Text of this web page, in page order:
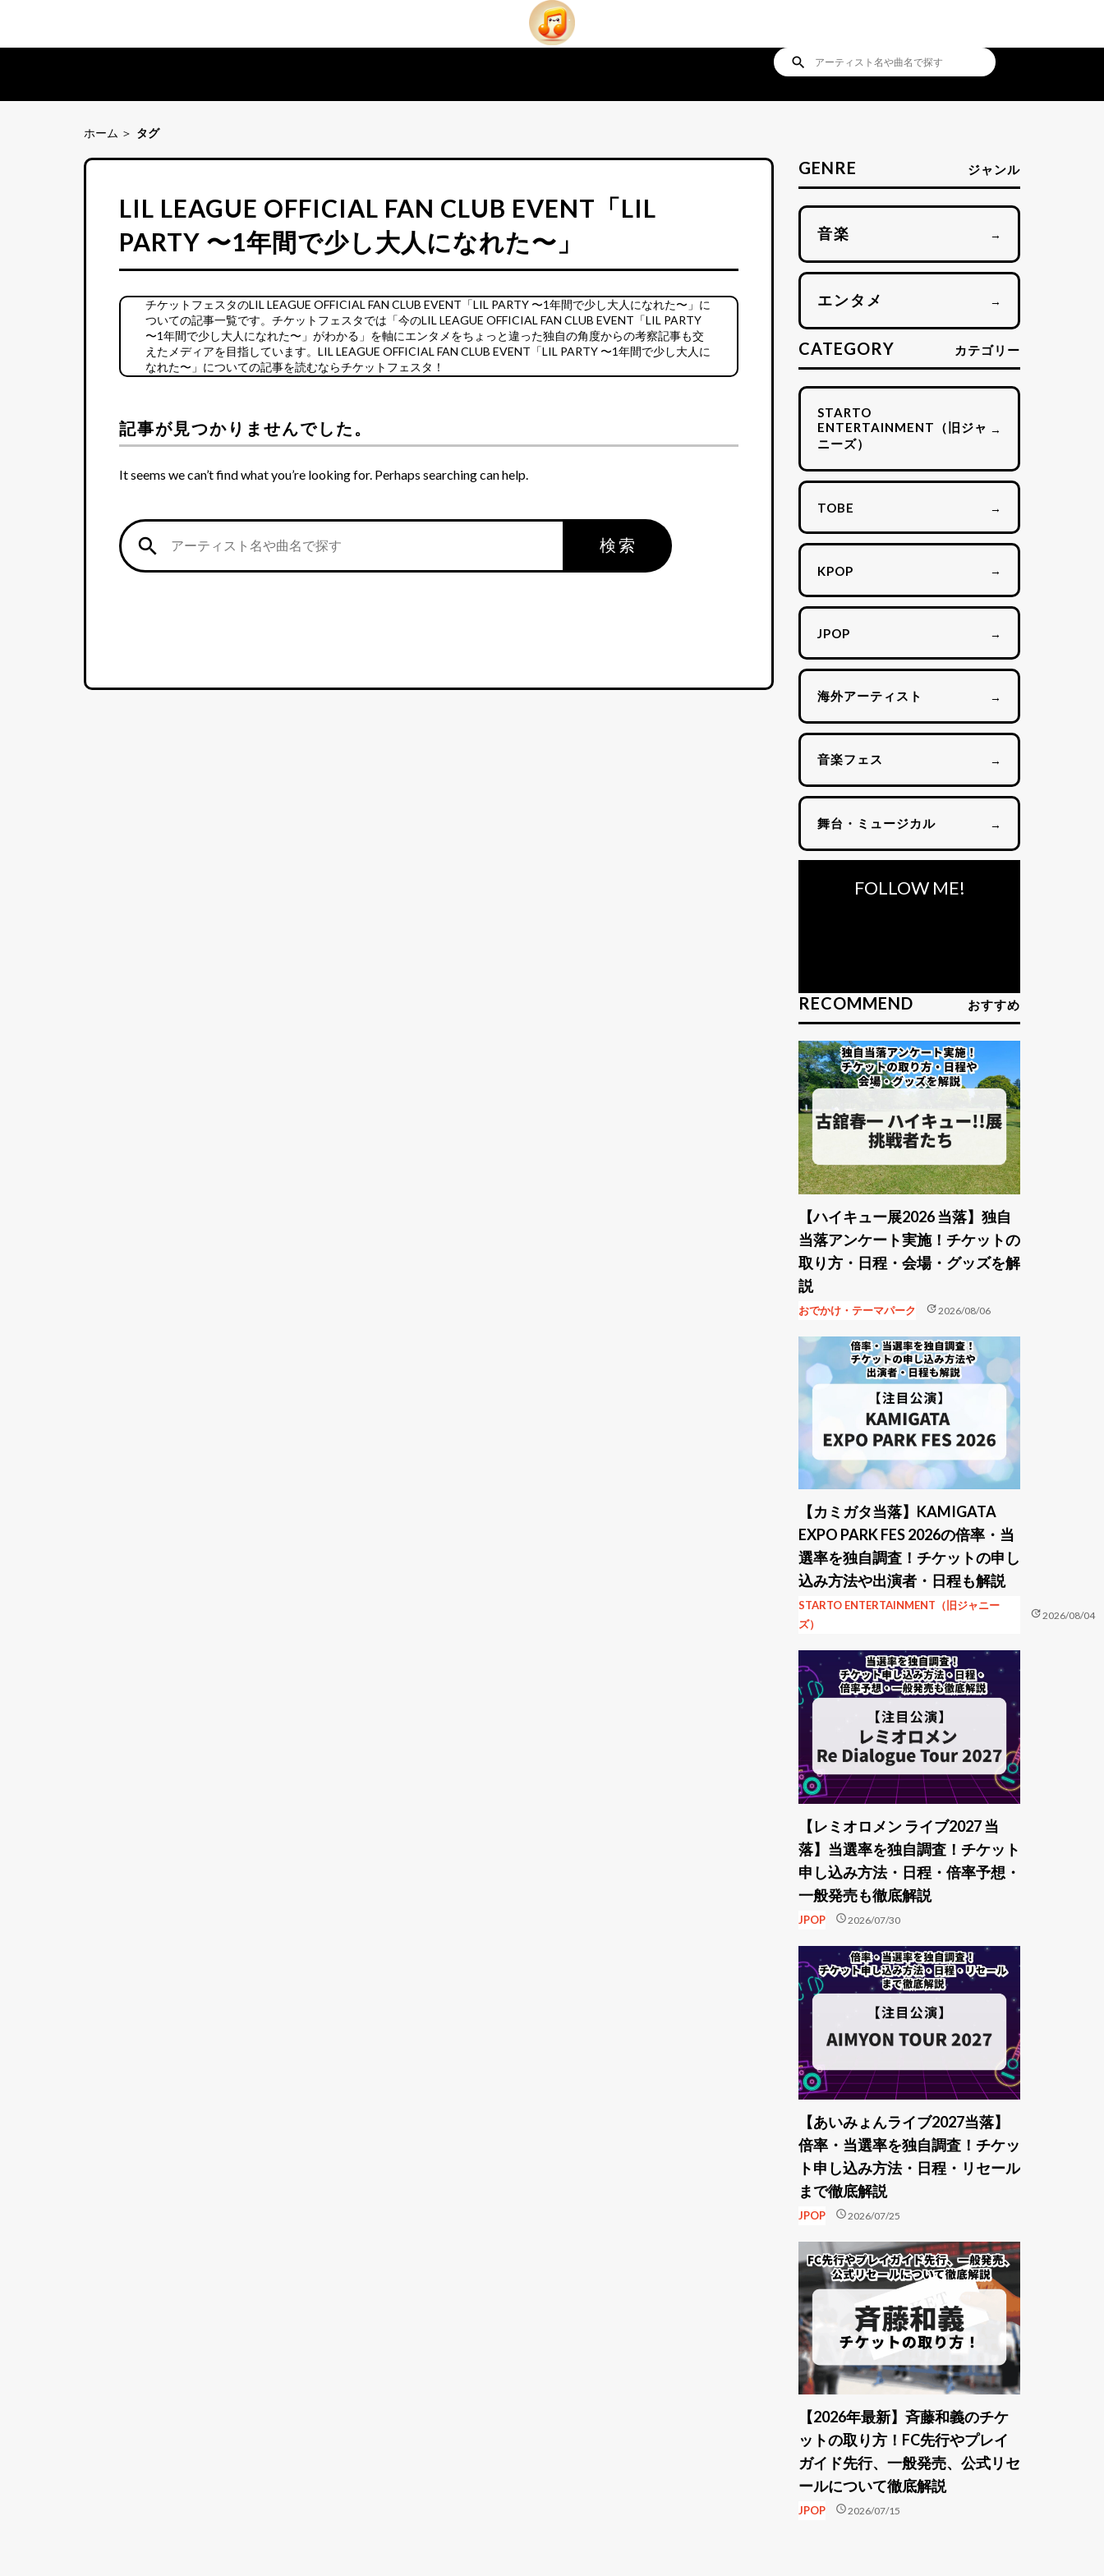
search
ホーム タグ
LIL LEAGUE OFFICIAL FAN CLUB EVENT「LIL
PARTY 〜1年間で少し大人になれた〜」
チケットフェスタのLIL LEAGUE OFFICIAL FAN CLUB EVENT「LIL PARTY 〜1年間で少し大人になれた〜」に
ついての記事一覧です。チケットフェスタでは「今のLIL LEAGUE OFFICIAL FAN CLUB EVENT「LIL PARTY
〜1年間で少し大人になれた〜」がわかる」を軸にエンタメをちょっと違った独自の角度からの考察記事も交
えたメディアを目指しています。LIL LEAGUE OFFICIAL FAN CLUB EVENT「LIL PARTY 〜1年間で少し大人に
なれた〜」についての記事を読むならチケットフェスタ！
記事が見つかりませんでした。
It seems we can’t find what you’re looking for. Perhaps searching can help.
search 検索
GENRE ジャンル
音楽 →
エンタメ →
CATEGORY カテゴリー
STARTO
ENTERTAINMENT（旧ジャ
ニーズ）
→
TOBE →
KPOP →
JPOP →
海外アーティスト →
音楽フェス →
舞台・ミュージカル →
FOLLOW ME!
RECOMMEND おすすめ
【ハイキュー展2026 当落】独自
当落アンケート実施！チケットの
取り方・日程・会場・グッズを解
説
おでかけ・テーマパーク update2026/08/06
【カミガタ当落】KAMIGATA
EXPO PARK FES 2026の倍率・当
選率を独自調査！チケットの申し
込み方法や出演者・日程も解説
STARTO ENTERTAINMENT（旧ジャニー
ズ）
update2026/08/04
【レミオロメン ライブ2027 当
落】当選率を独自調査！チケット
申し込み方法・日程・倍率予想・
一般発売も徹底解説
JPOP schedule2026/07/30
【あいみょんライブ2027当落】
倍率・当選率を独自調査！チケッ
ト申し込み方法・日程・リセール
まで徹底解説
JPOP schedule2026/07/25
【2026年最新】斉藤和義のチケ
ットの取り方！FC先行やプレイ
ガイド先行、一般発売、公式リセ
ールについて徹底解説
JPOP schedule2026/07/15